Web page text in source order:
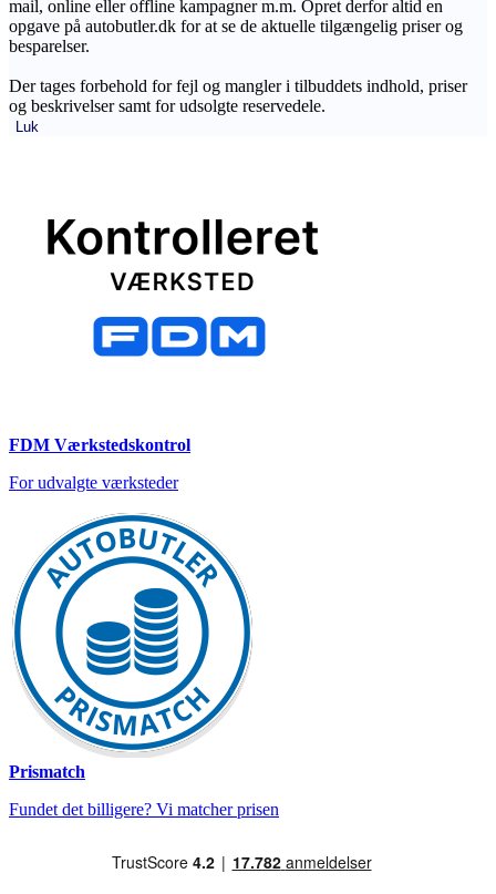
mail, online eller offline kampagner m.m. Opret derfor altid en
opgave på autobutler.dk for at se de aktuelle tilgængelig priser og
besparelser.
Der tages forbehold for fejl og mangler i tilbuddets indhold, priser
og beskrivelser samt for udsolgte reservedele.
Luk
FDM Værkstedskontrol
For udvalgte værksteder
Prismatch
Fundet det billigere? Vi matcher prisen